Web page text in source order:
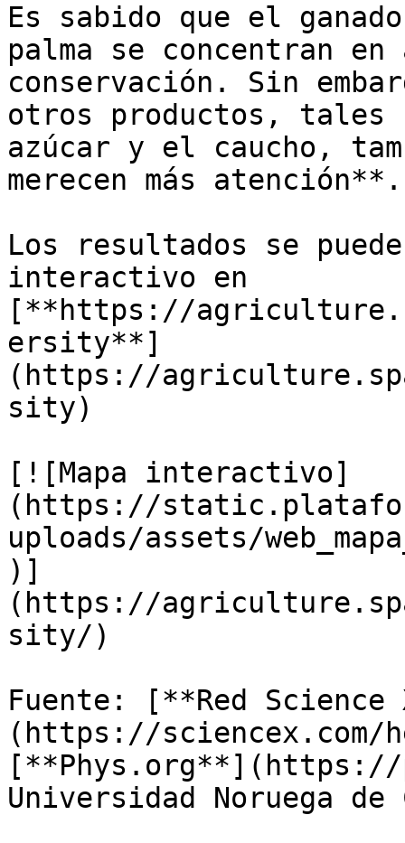
Es sabido que el
palma se concentran
conservación. Sin
otros productos, tales
azúcar y el caucho,
merecen más atención**.
Los resultados se
interactivo en
[**https://
ersity**]
(https://
sity)
[![Mapa interactivo]
(https://
uploads/assets/
)]
(https://
sity/)
Fuente: [**Red Science
(https://
Universidad Noruega